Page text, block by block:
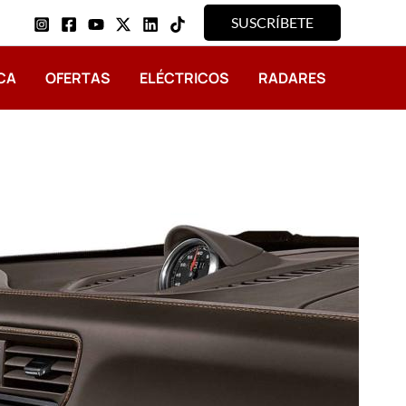
SUSCRÍBETE
OFERTAS ELÉCTRICOS RADARES